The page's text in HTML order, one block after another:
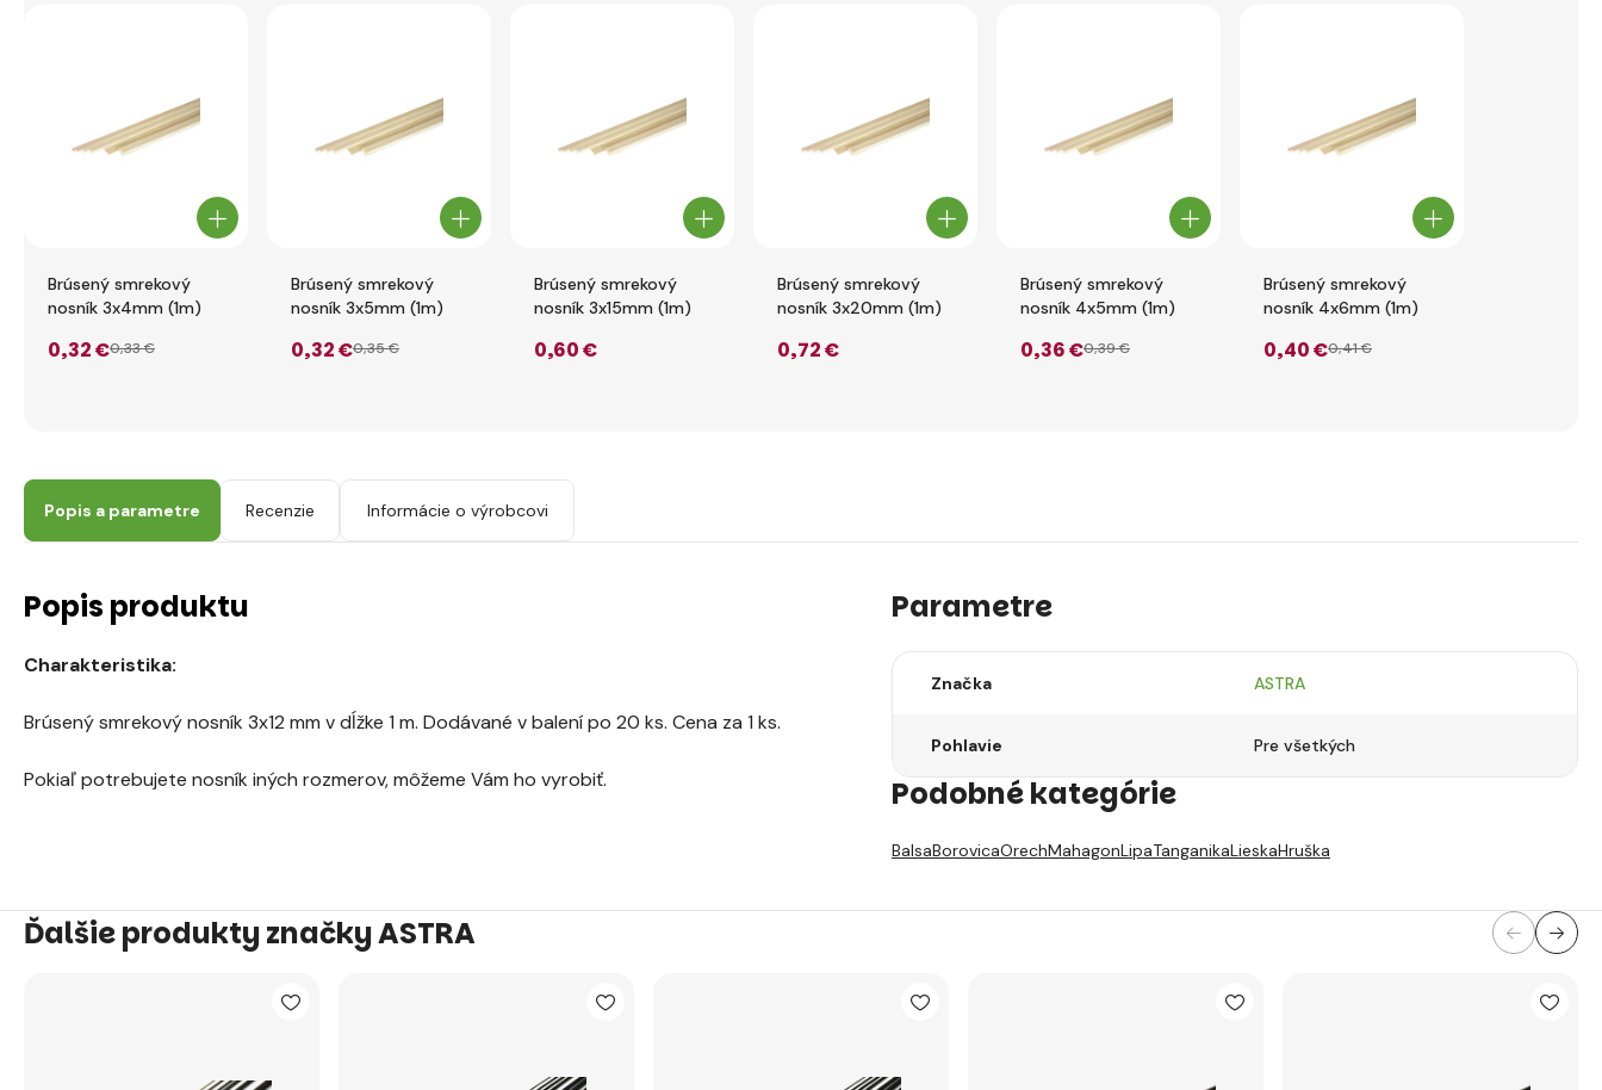
Brúsený smrekový
nosník 3x4mm (1m)
0,32 €0,33 €
Brúsený smrekový
nosník 3x5mm (1m)
0,32 €0,35 €
Brúsený smrekový
nosník 3x15mm (1m)
0,60 €
Brúsený smrekový
nosník 3x20mm (1m)
0,72 €
Brúsený smrekový
nosník 4x5mm (1m)
0,36 €0,39 €
Brúsený smrekový
nosník 4x6mm (1m)
0,40 €0,41 €
Popis a parametre Recenzie Informácie o výrobcovi
Popis produktu
Charakteristika:
Brúsený smrekový nosník 3x12 mm v dĺžke 1 m. Dodávané v balení po 20 ks. Cena za 1 ks.
Pokiaľ potrebujete nosník iných rozmerov, môžeme Vám ho vyrobiť.
Parametre
Značka ASTRA
Pohlavie Pre všetkých
Podobné kategórie
BalsaBorovicaOrechMahagonLipaTanganikaLieskaHruška
Ďalšie produkty značky ASTRA